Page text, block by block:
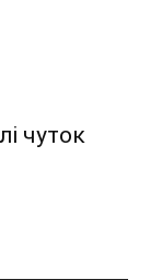
чуток